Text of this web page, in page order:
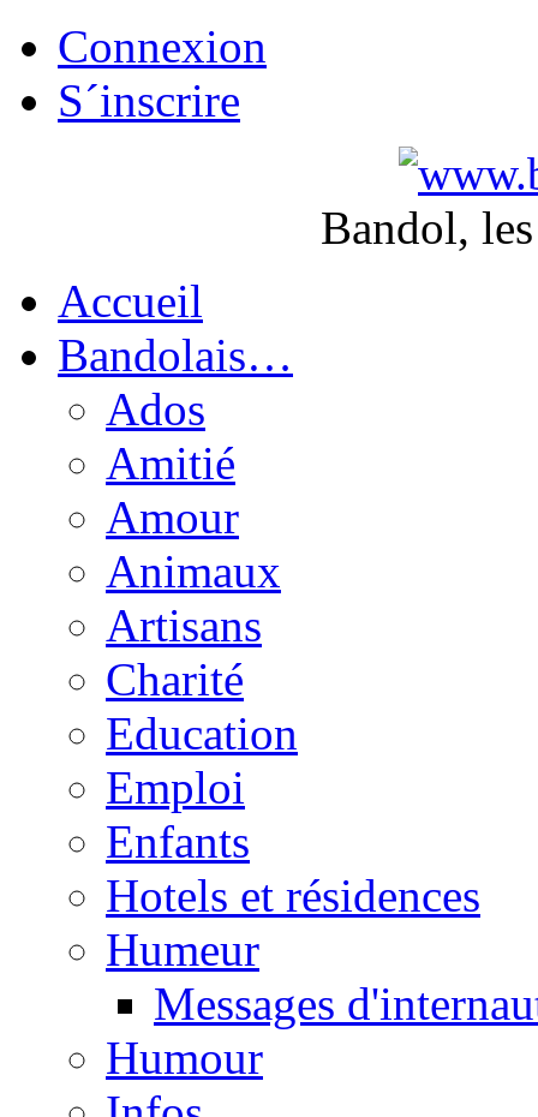
Connexion
S´inscrire
Bandol,
Accueil
Bandolais…
Ados
Amitié
Amour
Animaux
Artisans
Charité
Education
Emploi
Enfants
Hotels et résidences
Humeur
Messages
Humour